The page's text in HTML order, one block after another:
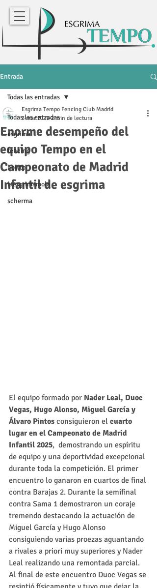
Entrada
Todas las entradas
esgrima
fencing
howto
laesgrimamola
scherma
Todas las entradas
Enorme desempeño del
equipo Tempo en el
Campeonato de Madrid
Infantil de esgrima
Esgrima Tempo Fencing Club Madrid
3 mar 2025 2 min de lectura
El equipo formado por Nader Leal, Duoc
Vegas, Hugo Alonso, Miguel García y
Álvaro Pintos consiguieron el cuarto
lugar en el Campeonato de Madrid
Infantil 2025,  demostrando un espíritu
de equipo y una deportividad excepcional
durante toda la competición. El primer
encuentro lo ganaron en cuartos de final
contra Barajas 2. Durante la semifinal
contra Sama 1 demostraron un coraje
tremendo destacando la actuación de
Miguel García y Hugo Alonso
consiguiendo varias proezas aguantando
a rivales a priori muy superiores y Nader
Leal realizando una remontada parcial.
Al final de este encuentro Duoc Vegas se